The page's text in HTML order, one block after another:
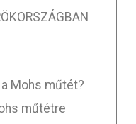
Mohs műtét?
műtétre